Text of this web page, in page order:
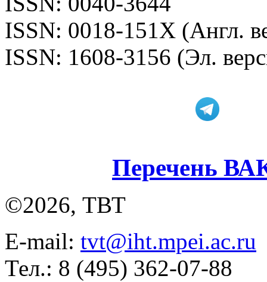
ISSN: 0018-151X (Англ.
ISSN: 1608-3156 (Эл.
Перечень
©2026, ТВТ
E-mail: tvt@iht.mpei.ac.ru
Тел.: 8 (495) 362-07-88